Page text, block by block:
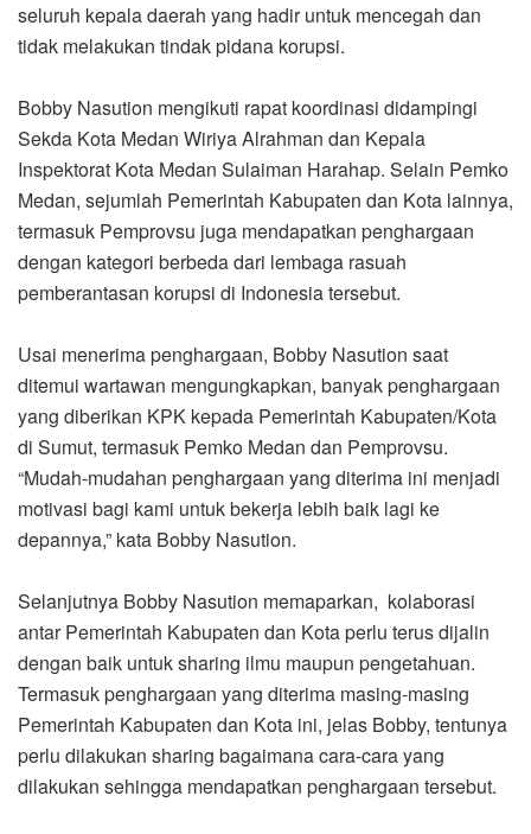
seluruh kepala daerah yang hadir untuk mencegah dan
tidak melakukan tindak pidana korupsi.
Bobby Nasution mengikuti rapat koordinasi didampingi
Sekda Kota Medan Wiriya Alrahman dan Kepala
Inspektorat Kota Medan Sulaiman Harahap. Selain Pemko
Medan, sejumlah Pemerintah Kabupaten dan Kota lainnya,
termasuk Pemprovsu juga mendapatkan penghargaan
dengan kategori berbeda dari lembaga rasuah
pemberantasan korupsi di Indonesia tersebut.
Usai menerima penghargaan, Bobby Nasution saat
ditemui wartawan mengungkapkan, banyak penghargaan
yang diberikan KPK kepada Pemerintah Kabupaten/Kota
di Sumut, termasuk Pemko Medan dan Pemprovsu.
“Mudah-mudahan penghargaan yang diterima ini menjadi
motivasi bagi kami untuk bekerja lebih baik lagi ke
depannya,” kata Bobby Nasution.
Selanjutnya Bobby Nasution memaparkan, kolaborasi
antar Pemerintah Kabupaten dan Kota perlu terus dijalin
dengan baik untuk sharing ilmu maupun pengetahuan.
Termasuk penghargaan yang diterima masing-masing
Pemerintah Kabupaten dan Kota ini, jelas Bobby, tentunya
perlu dilakukan sharing bagaimana cara-cara yang
dilakukan sehingga mendapatkan penghargaan tersebut.